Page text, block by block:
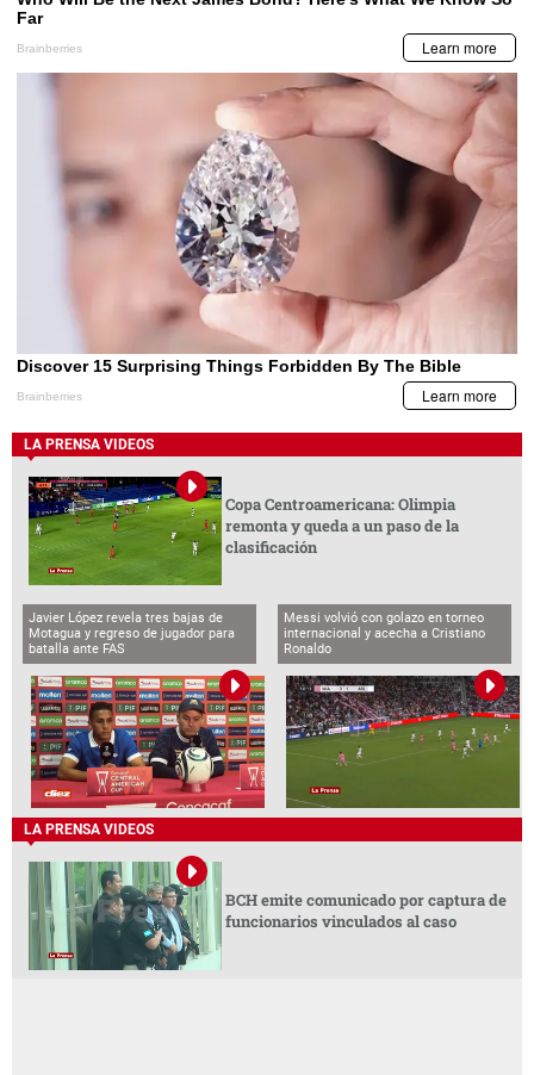
LA PRENSA VIDEOS
Copa Centroamericana: Olimpia
remonta y queda a un paso de la
clasificación
Javier López revela tres bajas de
Motagua y regreso de jugador para
batalla ante FAS
Messi volvió con golazo en torneo
internacional y acecha a Cristiano
Ronaldo
LA PRENSA VIDEOS
BCH emite comunicado por captura de
funcionarios vinculados al caso